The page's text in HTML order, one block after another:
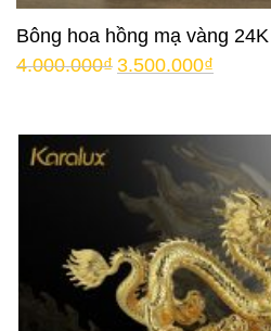
Bông hoa hồng mạ vàng 24K
4.000.000₫ 3.500.000₫